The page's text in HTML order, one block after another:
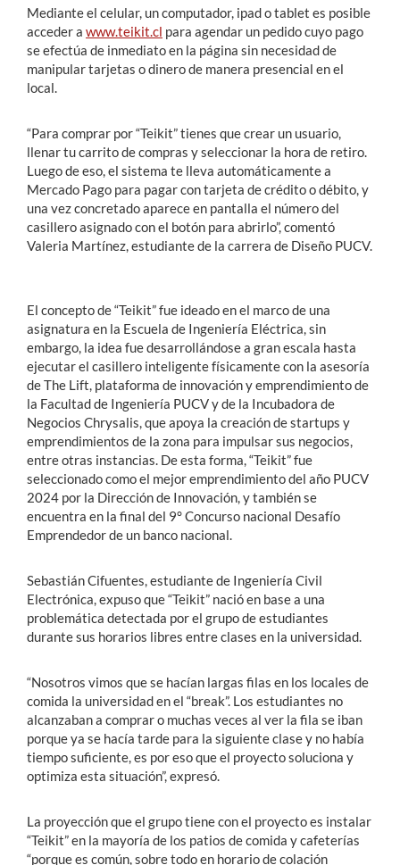
Mediante el celular, un computador, ipad o tablet es posible
acceder a www.teikit.cl para agendar un pedido cuyo pago
se efectúa de inmediato en la página sin necesidad de
manipular tarjetas o dinero de manera presencial en el
local.
“Para comprar por “Teikit” tienes que crear un usuario,
llenar tu carrito de compras y seleccionar la hora de retiro.
Luego de eso, el sistema te lleva automáticamente a
Mercado Pago para pagar con tarjeta de crédito o débito, y
una vez concretado aparece en pantalla el número del
casillero asignado con el botón para abrirlo”, comentó
Valeria Martínez, estudiante de la carrera de Diseño PUCV.
El concepto de “Teikit” fue ideado en el marco de una
asignatura en la Escuela de Ingeniería Eléctrica, sin
embargo, la idea fue desarrollándose a gran escala hasta
ejecutar el casillero inteligente físicamente con la asesoría
de The Lift, plataforma de innovación y emprendimiento de
la Facultad de Ingeniería PUCV y de la Incubadora de
Negocios Chrysalis, que apoya la creación de startups y
emprendimientos de la zona para impulsar sus negocios,
entre otras instancias. De esta forma, “Teikit” fue
seleccionado como el mejor emprendimiento del año PUCV
2024 por la Dirección de Innovación, y también se
encuentra en la final del 9° Concurso nacional Desafío
Emprendedor de un banco nacional.
Sebastián Cifuentes, estudiante de Ingeniería Civil
Electrónica, expuso que “Teikit” nació en base a una
problemática detectada por el grupo de estudiantes
durante sus horarios libres entre clases en la universidad.
“Nosotros vimos que se hacían largas filas en los locales de
comida la universidad en el “break”. Los estudiantes no
alcanzaban a comprar o muchas veces al ver la fila se iban
porque ya se hacía tarde para la siguiente clase y no había
tiempo suficiente, es por eso que el proyecto soluciona y
optimiza esta situación”, expresó.
La proyección que el grupo tiene con el proyecto es instalar
“Teikit” en la mayoría de los patios de comida y cafeterías
“porque es común, sobre todo en horario de colación